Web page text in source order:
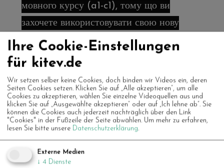
мовного курсу (a1-c1), тому що ви
захочете використовувати свою нову
німецьку мову знову і знову. Тож давайте
розмовляти, запитувати, читати,
пояснювати, обговорювати, сперечатися
та сміятися разом. Нам подобається
спілкуватися з посмішкою, а за потреби
— руками та ногами. А якщо хочете,
можете залишитися в мовному кафе з
Юсрою та Ресою – напої чекають на вас.
Ihre Cookie-Einstellungen
für kitev.de
Wir setzen selber keine Cookies, doch binden wir Videos ein, deren
Seiten Cookies setzen. Klicken Sie auf „Alle akzeptieren“, um alle
Cookies zu akzeptieren, wählen Sie einzelne Videoquellen aus und
klicken Sie auf „Ausgewählte akzeptieren“ oder auf „Ich lehne ab“. Sie
können die Cookies auch jederzeit nachträglich über den Link
"Cookies" in der Fußzeile der Seite abwählen. Um mehr zu erfahren,
lesen Sie bitte unsere Datenschutzerklärung.
Externe Medien
↓ 4 Dienste